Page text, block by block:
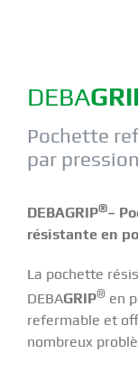
DEBA
Pochette
par pression
DEBAGRIP®–
résistante en
La pochette
DEBAGRIP® en
refermable et
nombreux